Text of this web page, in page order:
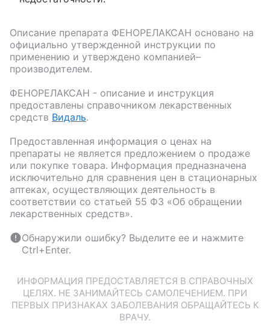
Описание препарата ФЕНОРЕЛАКСАН основано на
официально утвержденной инструкции по
применению и утверждено компанией–
производителем.
ФЕНОРЕЛАКСАН - описание и инструкция
предоставлены справочником лекарственных
средств Видаль.
Предоставленная информация о ценах на
препараты не является предложением о продаже
или покупке товара. Информация предназначена
исключительно для сравнения цен в стационарных
аптеках, осуществляющих деятельность в
соответствии со статьей 55 ФЗ «Об обращении
лекарственных средств».
Обнаружили ошибку? Выделите ее и нажмите
Ctrl+Enter.
ИНФОРМАЦИЯ ПРЕДОСТАВЛЯЕТСЯ В СПРАВОЧНЫХ
ЦЕЛЯХ. НЕ ЗАНИМАЙТЕСЬ САМОЛЕЧЕНИЕМ. ПРИ
ПЕРВЫХ ПРИЗНАКАХ ЗАБОЛЕВАНИЯ ОБРАЩАЙТЕСЬ К
ВРАЧУ.